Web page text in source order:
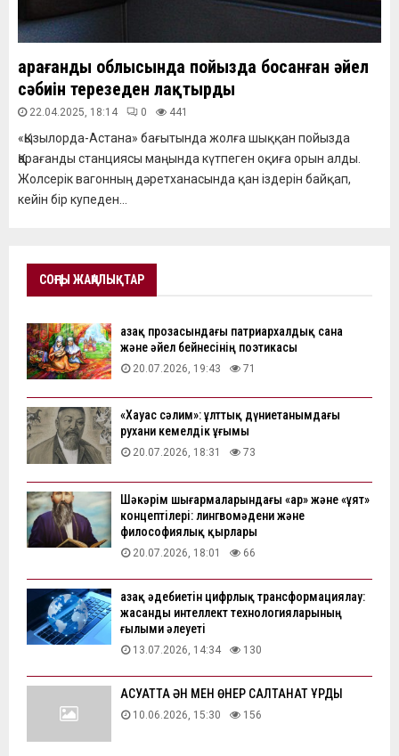
Қарағанды облысында пойызда босанған әйел
сәбиін терезеден лақтырды
22.04.2025, 18:14 0 441
«Қызылорда-Астана» бағытында жолға шыққан пойызда
Қарағанды станциясы маңында күтпеген оқиға орын алды.
Жолсерік вагонның дәретханасында қан іздерін байқап,
кейін бір купеден...
СОҢҒЫ ЖАҢАЛЫҚТАР
Қазақ прозасындағы патриархалдық сана
және әйел бейнесінің поэтикасы
20.07.2026, 19:43 71
«Хауас сәлим»: ұлттық дүниетанымдағы
рухани кемелдік ұғымы
20.07.2026, 18:31 73
Шәкәрім шығармаларындағы «ар» және «ұят»
концептілері: лингвомәдени және
философиялық қырлары
20.07.2026, 18:01 66
Қазақ әдебиетін цифрлық трансформациялау:
жасанды интеллект технологияларының
ғылыми әлеуеті
13.07.2026, 14:34 130
АҚСУАТТА ӘН МЕН ӨНЕР САЛТАНАТ ҚҰРДЫ
10.06.2026, 15:30 156